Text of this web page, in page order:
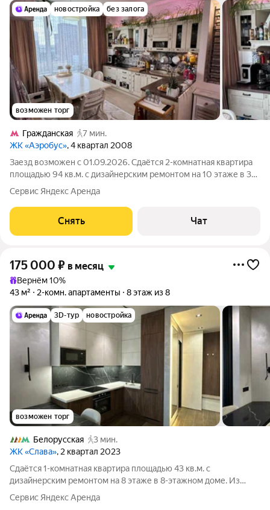
новостройка без залога
возможен торг
Гражданская
7 мин.
ЖК «Аэробус», 4 квартал 2008
Заезд возможен с 01.09.2026. Сдаётся 2-комнатная квартира
площадью 94 кв.м. с дизайнерским ремонтом на 10 этаже в 34-
этажном доме на срок от 11 месяцев. Из техники есть:
Телевизор Духовой шкаф Стиральная машина Сушильная
Сервис Яндекс Аренда
Снять Чат
175 000 ₽ в месяц
Вернём 10%
43 м²
2-комн. апартаменты 8 этаж из 8
3D-тур новостройка
возможен торг
Белорусская
3 мин.
ЖК «Слава», 2 квартал 2023
Сдаётся 1-комнатная квартира площадью 43 кв.м. с
дизайнерским ремонтом на 8 этаже в 8-этажном доме. Из
техники есть: Телевизор Духовой шкаф Стиральная машина
Холодильник Посудомоечная машина Кондиционер Дом -
Сервис Яндекс Аренда